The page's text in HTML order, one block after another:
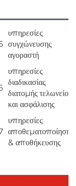
υπηρεσίες
συγχώνευσης
αγοραστή
υπηρεσίες
διαδικασίας
διατομής τελωνείου
και ασφάλισης
υπηρεσίες
αποθεματοποίησης
& αποθήκευσης